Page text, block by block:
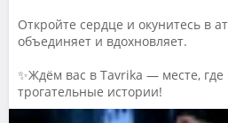
Откройте сердце и окунитесь в
объединяет и вдохновляет.
✨Ждём вас в Tavrika — месте,
трогательные истории!